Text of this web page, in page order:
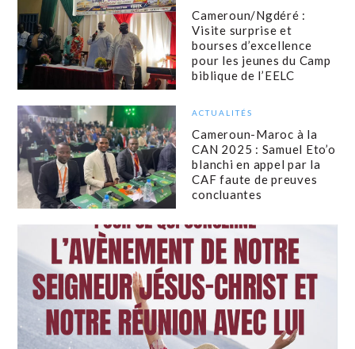
Cameroun/Ngdéré :
Visite surprise et
bourses d’excellence
pour les jeunes du Camp
biblique de l’EELC
ACTUALITÉS
Cameroun-Maroc à la
CAN 2025 : Samuel Eto’o
blanchi en appel par la
CAF faute de preuves
concluantes